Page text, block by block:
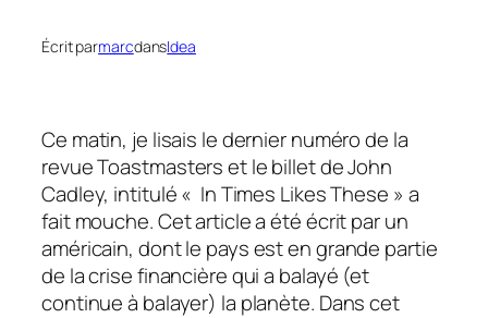
Écrit parmarcdansIdea
Ce matin, je lisais le dernier numéro de la
revue Toastmasters et le billet de John
Cadley, intitulé « In Times Likes These » a
fait mouche. Cet article a été écrit par un
américain, dont le pays est en grande partie
de la crise financière qui a balayé (et
continue à balayer) la planète. Dans cet